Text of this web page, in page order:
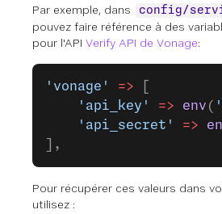
Par exemple, dans config/
pouvez faire référence à des
pour l'API Verify API de Vonage:
'vonage' =>
    'api_key'
=> env (
    'api_secret'
=>
],
Pour récupérer ces valeurs dans
utilisez :